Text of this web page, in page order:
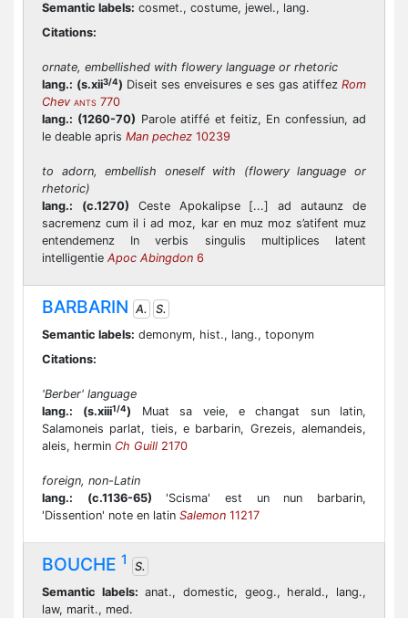
Semantic labels: cosmet., costume, jewel., lang.
Citations:
ornate, embellished with flowery language or rhetoric
lang.: (s.xii3/4) Diseit ses enveisures e ses gas atiffez Rom
Chev ANTS 770
lang.: (1260-70) Parole atiffé et feitiz, En confessiun, ad
le deable apris Man pechez 10239
to adorn, embellish oneself with (flowery language or
rhetoric)
lang.:
(c.1270) Ceste Apokalipse [...] ad autaunz de
sacremenz cum il i ad moz, kar en muz moz s’atifent muz
entendemenz In verbis singulis multiplices latent
intelligentie Apoc Abingdon 6
BARBARIN A.
S.
Semantic labels: demonym, hist., lang., toponym
Citations:
'Berber' language
lang.:
(s.xiii1/4) Muat sa veie, e changat sun latin,
Salamoneis parlat, tieis, e barbarin, Grezeis, alemandeis,
aleis, hermin Ch Guill 2170
foreign, non-Latin
lang.:
(c.1136-65) 'Scisma' est un nun barbarin,
'Dissention' note en latin Salemon 11217
BOUCHE 1
S.
Semantic labels: anat., domestic, geog., herald., lang.,
law, marit., med.